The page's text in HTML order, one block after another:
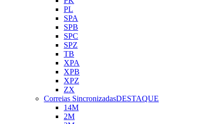
PL
SPA
SPB
SPC
SPZ
TB
XPA
XPB
XPZ
ZX
Correias SincronizadasDESTAQUE
14M
2M